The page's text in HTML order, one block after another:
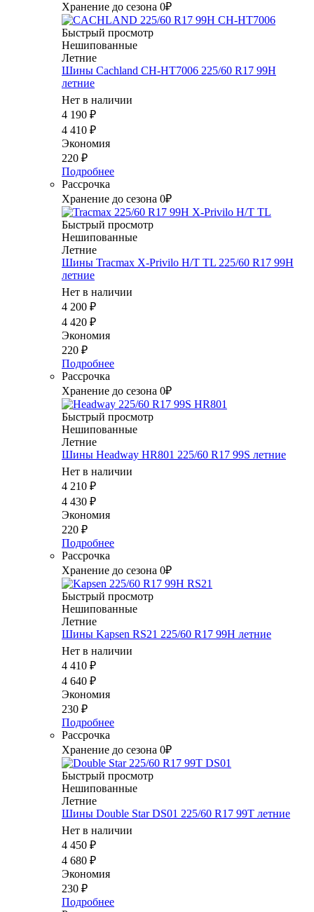
Хранение до сезона 0₽
Быстрый просмотр
Нешипованные
Летние
Шины Cachland CH-HT7006 225/60 R17 99H
летние
Нет в наличии
4 190 ₽
4 410 ₽
Экономия
220 ₽
Подробнее
Рассрочка
Хранение до сезона 0₽
Быстрый просмотр
Нешипованные
Летние
Шины Tracmax X-Privilo H/T TL 225/60 R17 99H
летние
Нет в наличии
4 200 ₽
4 420 ₽
Экономия
220 ₽
Подробнее
Рассрочка
Хранение до сезона 0₽
Быстрый просмотр
Нешипованные
Летние
Шины Headway HR801 225/60 R17 99S летние
Нет в наличии
4 210 ₽
4 430 ₽
Экономия
220 ₽
Подробнее
Рассрочка
Хранение до сезона 0₽
Быстрый просмотр
Нешипованные
Летние
Шины Kapsen RS21 225/60 R17 99H летние
Нет в наличии
4 410 ₽
4 640 ₽
Экономия
230 ₽
Подробнее
Рассрочка
Хранение до сезона 0₽
Быстрый просмотр
Нешипованные
Летние
Шины Double Star DS01 225/60 R17 99T летние
Нет в наличии
4 450 ₽
4 680 ₽
Экономия
230 ₽
Подробнее